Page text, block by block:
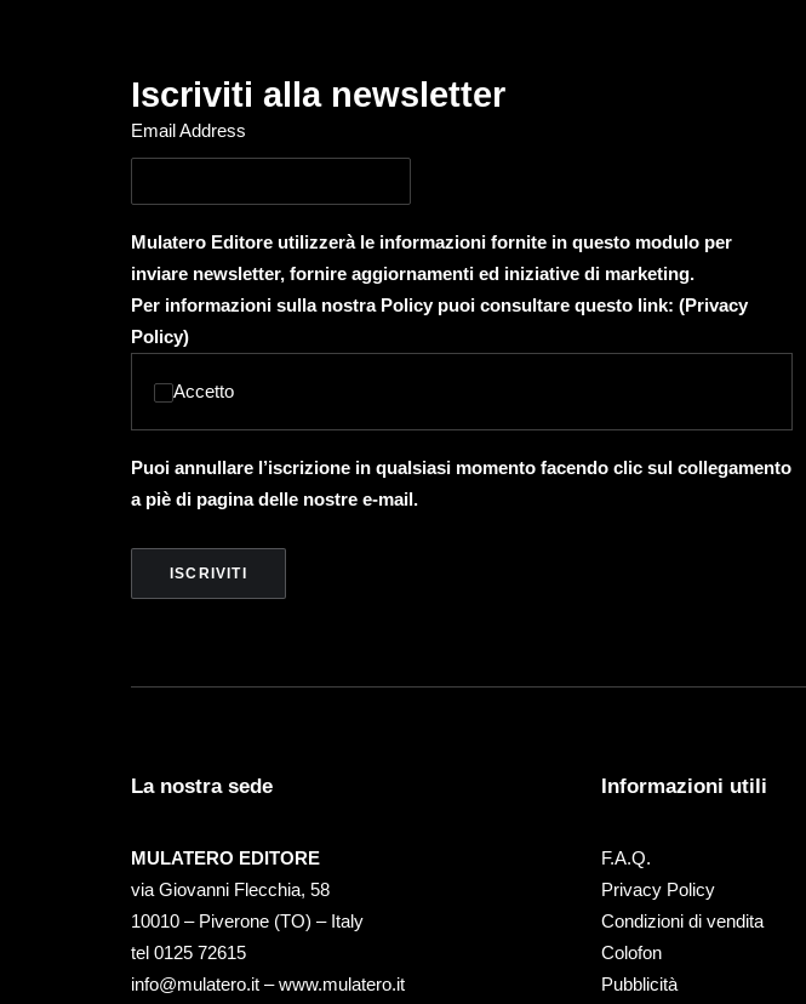
Iscriviti alla newsletter
Email Address
Mulatero Editore utilizzerà le informazioni fornite in questo modulo per
inviare newsletter, fornire aggiornamenti ed iniziative di marketing.
Per informazioni sulla nostra Policy puoi consultare questo link: (Privacy
Policy)
Accetto
Puoi annullare l’iscrizione in qualsiasi momento facendo clic sul collegamento
a piè di pagina delle nostre e-mail.
La nostra sede
MULATERO EDITORE
via Giovanni Flecchia, 58
10010 – Piverone (TO) – Italy
tel ‭0125 72615‬
info@mulatero.it –www.mulatero.it
Informazioni utili
F.A.Q.
Privacy Policy
Condizioni di vendita
Colofon
Pubblicità